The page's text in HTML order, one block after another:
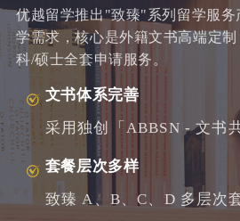
优越留学推出"致臻"系列留学服务
学需求，核心是外籍文书高端定
科/硕士全套申请服务。
文书体系完善
采用独创「ABBSN - 文书
套餐层次多样
致臻 A、B、C、D 多层次